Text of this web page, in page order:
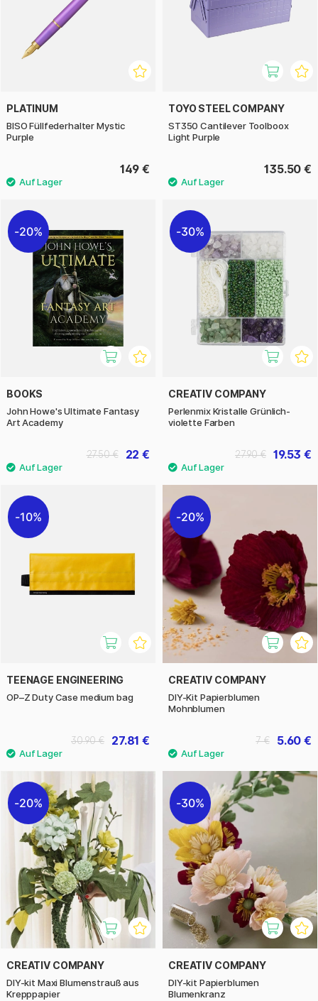
PLATINUM
BISO Füllfederhalter Mystic
Purple
149 €
TOYO STEEL COMPANY
ST350 Cantilever Toolboox
Light Purple
135.50 €
20%
BOOKS
John Howe's Ultimate Fantasy
Art Academy
22 €
27.50 €
30%
CREATIV COMPANY
Perlenmix Kristalle Grünlich-
violette Farben
19.53 €
27.90 €
10%
TEENAGE ENGINEERING
OP–Z Duty Case medium bag
27.81 €
30.90 €
20%
CREATIV COMPANY
DIY-Kit Papierblumen
Mohnblumen
5.60 €
7 €
20%
CREATIV COMPANY
DIY-kit Maxi Blumenstrauß aus
Krepppapier
30%
CREATIV COMPANY
DIY-kit Papierblumen
Blumenkranz